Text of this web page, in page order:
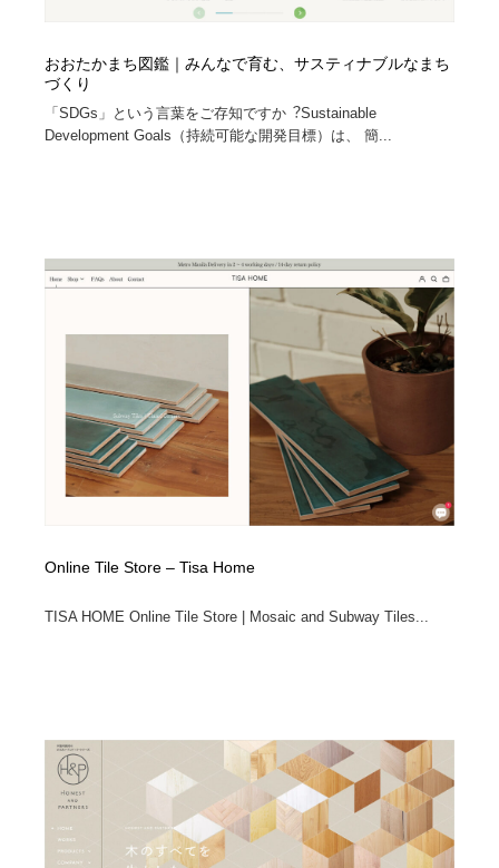
おおたかまち図鑑｜みんなで育む、サスティナブルなまち
づくり
「SDGs」という⾔葉をご存知ですか︖Sustainable
Development Goals（持続可能な開発⽬標）は、 簡...
Online Tile Store – Tisa Home
TISA HOME Online Tile Store | Mosaic and Subway Tiles...